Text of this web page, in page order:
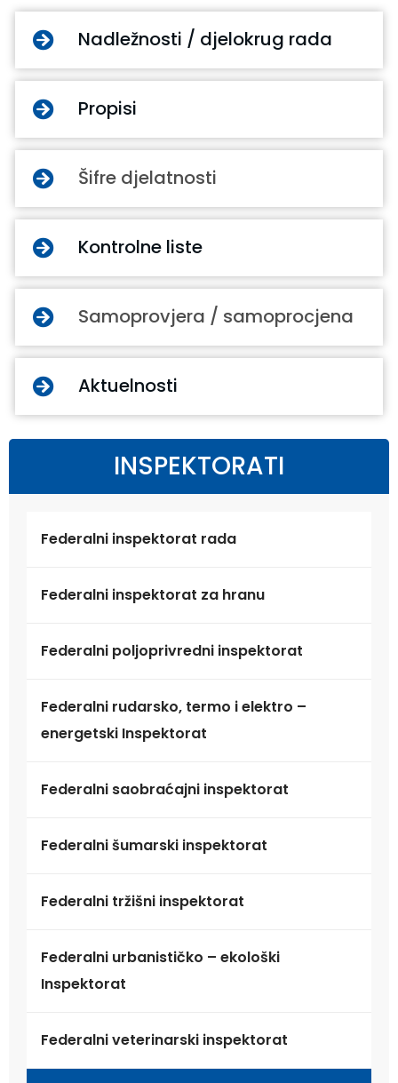
Nadležnosti / djelokrug rada
Propisi
Šifre djelatnosti
Kontrolne liste
Samoprovjera / samoprocjena
Aktuelnosti
INSPEKTORATI
Federalni inspektorat rada
Federalni inspektorat za hranu
Federalni poljoprivredni inspektorat
Federalni rudarsko, termo i elektro –
energetski Inspektorat
Federalni saobraćajni inspektorat
Federalni šumarski inspektorat
Federalni tržišni inspektorat
Federalni urbanističko – ekološki
Inspektorat
Federalni veterinarski inspektorat